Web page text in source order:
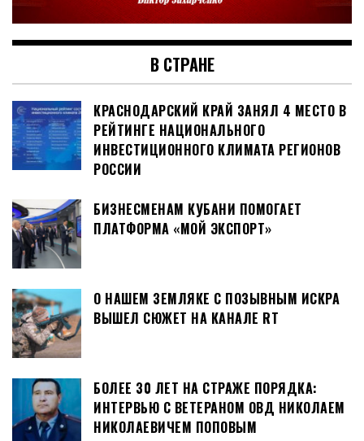
В СТРАНЕ
КРАСНОДАРСКИЙ КРАЙ ЗАНЯЛ 4 МЕСТО В
РЕЙТИНГЕ НАЦИОНАЛЬНОГО
ИНВЕСТИЦИОННОГО КЛИМАТА РЕГИОНОВ
РОССИИ
БИЗНЕСМЕНАМ КУБАНИ ПОМОГАЕТ
ПЛАТФОРМА «МОЙ ЭКСПОРТ»
О НАШЕМ ЗЕМЛЯКЕ С ПОЗЫВНЫМ ИСКРА
ВЫШЕЛ СЮЖЕТ НА КАНАЛЕ RT
БОЛЕЕ 30 ЛЕТ НА СТРАЖЕ ПОРЯДКА:
ИНТЕРВЬЮ С ВЕТЕРАНОМ ОВД НИКОЛАЕМ
НИКОЛАЕВИЧЕМ ПОПОВЫМ